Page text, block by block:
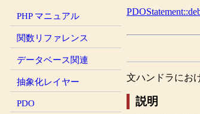
PHP マニュアル
関数リファレンス
データベース関連
抽象化レイヤー
PDO
文ハンドラにお
説明